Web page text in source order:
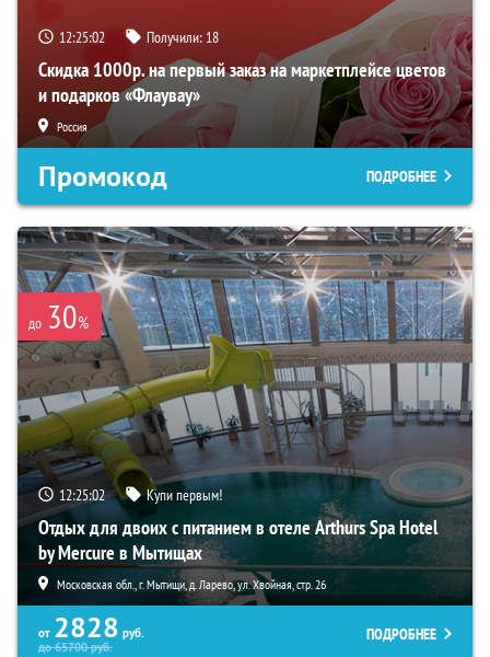
12:25:01 Получили: 18
Скидка 1000р. на первый заказ на маркетплейсе цветов
и подарков «Флаувау»
Россия
Промокод ПОДРОБНЕЕ
до 30%
12:25:01 Купи первым!
Отдых для двоих с питанием в отеле Arthurs Spa Hotel
by Mercure в Мытищах
Московская обл., г. Мытищи, д. Ларево, ул. Хвойная, стр. 26
от 2828 руб.
до65700руб.
ПОДРОБНЕЕ